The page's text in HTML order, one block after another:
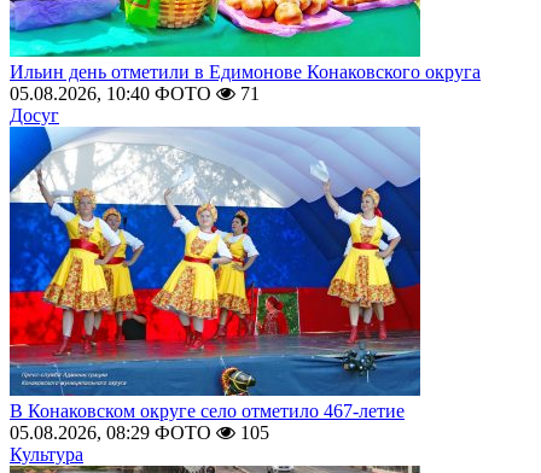
Ильин день отметили в Едимонове Конаковского округа
05.08.2026, 10:40 ФОТО
71
Досуг
В Конаковском округе село отметило 467-летие
05.08.2026, 08:29 ФОТО
105
Культура